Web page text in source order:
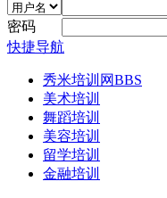
密码
快捷导航
秀米培训网BBS
美术培训
舞蹈培训
美容培训
留学培训
金融培训